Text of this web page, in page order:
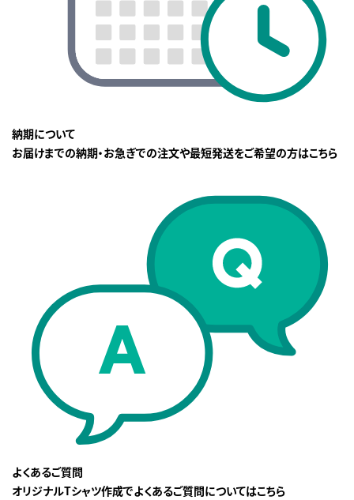
納期について
お届けまでの納期・お急ぎでの注文や最短発送をご希望の方はこちら
よくあるご質問
オリジナルTシャツ作成でよくあるご質問についてはこちら